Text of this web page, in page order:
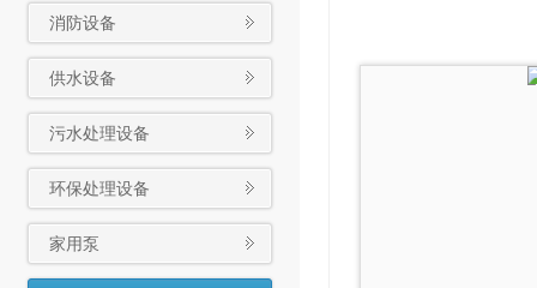
消防设备
供水设备
污水处理设备
环保处理设备
家用泵